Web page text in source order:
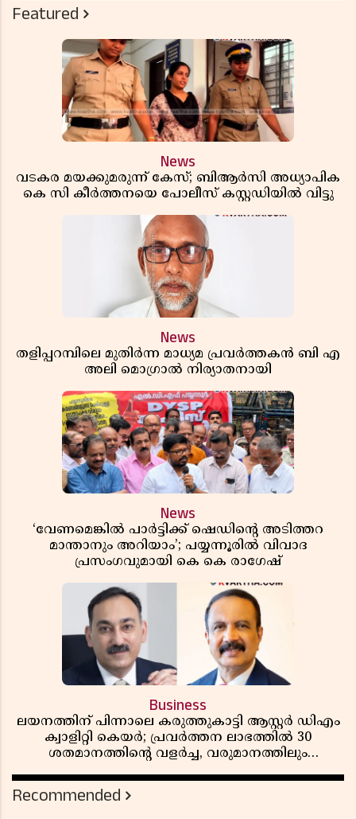
Featured
News
വടകര മയക്കുമരുന്ന് കേസ്; ബിആർസി അധ്യാപിക
കെ സി കീർത്തനയെ പോലീസ് കസ്റ്റഡിയിൽ വിട്ടു
News
തളിപ്പറമ്പിലെ മുതിർന്ന മാധ്യമ പ്രവർത്തകൻ ബി എ
അലി മൊഗ്രാൽ നിര്യാതനായി
News
‘വേണമെങ്കിൽ പാർട്ടിക്ക് ഷെഡിൻ്റെ അടിത്തറ
മാന്താനും അറിയാം’; പയ്യന്നൂരിൽ വിവാദ
പ്രസംഗവുമായി കെ കെ രാഗേഷ്
Business
ലയനത്തിന് പിന്നാലെ കരുത്തുകാട്ടി ആസ്റ്റർ ഡിഎം
ക്വാളിറ്റി കെയർ; പ്രവർത്തന ലാഭത്തിൽ 30
ശതമാനത്തിൻ്റെ വളർച്ച, വരുമാനത്തിലും
റിപ്പോർട്ട് പുറത്ത്
Recommended